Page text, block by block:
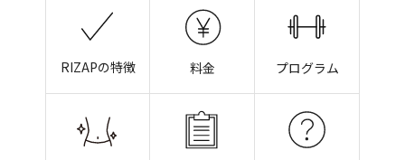
RIZAPの特徴 料金 プログラム